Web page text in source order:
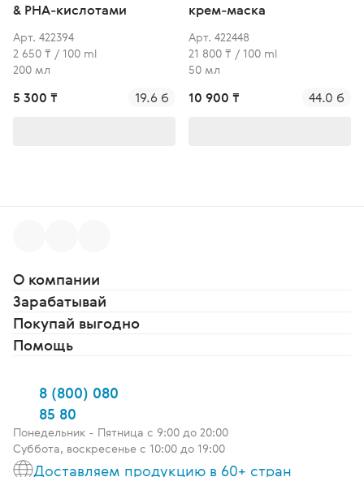
& PHA-кислотами
Арт. 422394
2 650 ₸ / 100 ml
200 мл
5 300 ₸ 19.6 б
крем-маска
Арт. 422448
21 800 ₸ / 100 ml
50 мл
10 900 ₸ 44.0 б
О компании
Зарабатывай
Покупай выгодно
Помощь
8 (800) 080
85 80
Понедельник - Пятница c 9:00 до 20:00
Суббота, воскресенье с 10:00 до 19:00
Доставляем продукцию в 60+ стран